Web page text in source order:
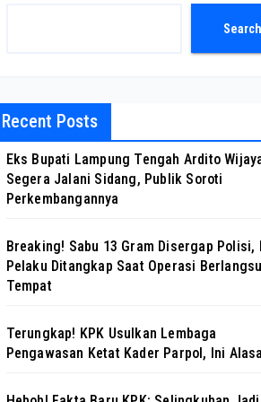
Search
Recent Posts
Eks Bupati Lampung Tengah Ardito
Segera Jalani Sidang, Publik Soroti
Perkembangannya
Breaking! Sabu 13 Gram Disergap Polisi,
Pelaku Ditangkap Saat Operasi
Tempat
Terungkap! KPK Usulkan Lembaga
Pengawasan Ketat Kader Parpol, Ini